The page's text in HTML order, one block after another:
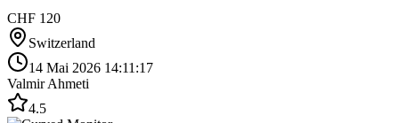
CHF 120
Switzerland
14 Mai 2026 14:11:17
Valmir Ahmeti
4.5